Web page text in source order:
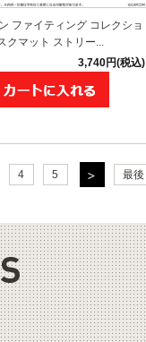
ファイティング コレクショ
クマット ストリー...
3,740円(税込)
4 5 最後